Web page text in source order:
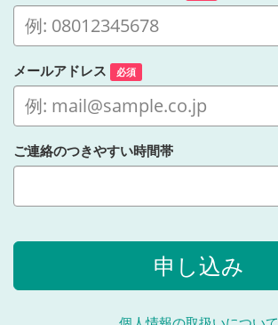
メールアドレス 必須
ご連絡のつきやすい時間帯
申し込み